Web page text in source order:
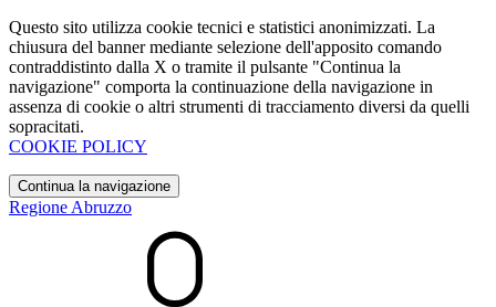
Questo sito utilizza cookie tecnici e statistici anonimizzati. La
chiusura del banner mediante selezione dell'apposito comando
contraddistinto dalla X o tramite il pulsante "Continua la
navigazione" comporta la continuazione della navigazione in
assenza di cookie o altri strumenti di tracciamento diversi da quelli
sopracitati.
COOKIE POLICY
Continua la navigazione
Regione Abruzzo